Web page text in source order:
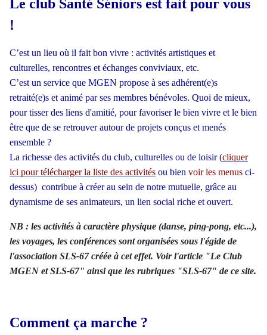
Le club Santé Séniors est fait pour vous
!
C’est un lieu où il fait bon vivre : activités artistiques et
culturelles, rencontres et échanges conviviaux, etc.
C’est un service que MGEN propose à ses adhérent(e)s
retraité(e)s et animé par ses membres bénévoles. Quoi de mieux,
pour tisser des liens d'amitié, pour favoriser le bien vivre et le bien
être que de se retrouver autour de projets conçus et menés
ensemble ?
La richesse des activités du club, culturelles ou de loisir (cliquer
ici pour télécharger la liste des activités ou bien voir les menus ci-
dessus) contribue à créer au sein de notre mutuelle, grâce au
dynamisme de ses animateurs, un lien social riche et ouvert.
NB : les activités à caractère physique (danse, ping-pong, etc...),
les voyages, les conférences sont organisées sous l'égide de
l'association SLS-67 créée à cet effet. Voir l'article "Le Club
MGEN et SLS-67" ainsi que les rubriques "SLS-67" de ce site.
Comment ça marche ?